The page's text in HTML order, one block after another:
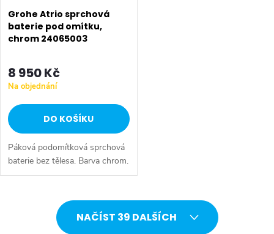
Grohe Atrio sprchová
baterie pod omítku,
chrom 24065003
8 950 Kč
Na objednání
DO KOŠÍKU
Páková podomítková sprchová
baterie bez tělesa. Barva chrom.
NAČÍST 39 DALŠÍCH